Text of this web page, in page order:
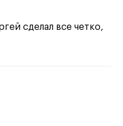
сделал все четко,